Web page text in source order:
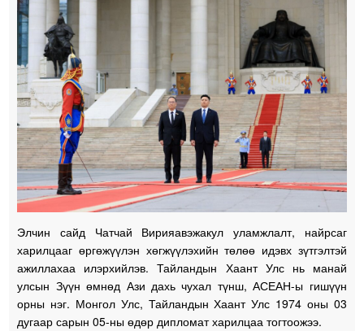
Элчин сайд Чатчай Вирияавэжакул уламжлалт, найрсаг
харилцааг өргөжүүлэн хөгжүүлэхийн төлөө идэвх зүтгэлтэй
ажиллахаа илэрхийлэв. Тайландын Хаант Улс нь манай
улсын Зүүн өмнөд Ази дахь чухал түнш, АСЕАН-ы гишүүн
орны нэг. Монгол Улс, Тайландын Хаант Улс 1974 оны 03
дугаар сарын 05-ны өдөр дипломат харилцаа тогтоожээ.